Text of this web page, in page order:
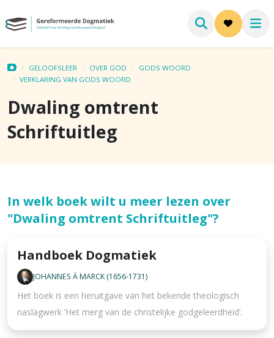
GELOOFSLEER OVER GOD
GODS WOORD
VERKLARING VAN GODS WOORD
Dwaling omtrent
Schriftuitleg
In welk boek wilt u meer lezen over
"Dwaling omtrent Schriftuitleg"?
Handboek Dogmatiek
JOHANNES À MARCK (1656-1731)
Het boek is een heruitgave van het bekende theologisch
naslagwerk ‘Het merg van de christelijke godgeleerdheid’.